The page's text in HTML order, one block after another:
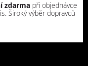
zdarma při objednávce
Široký výběr dopravců